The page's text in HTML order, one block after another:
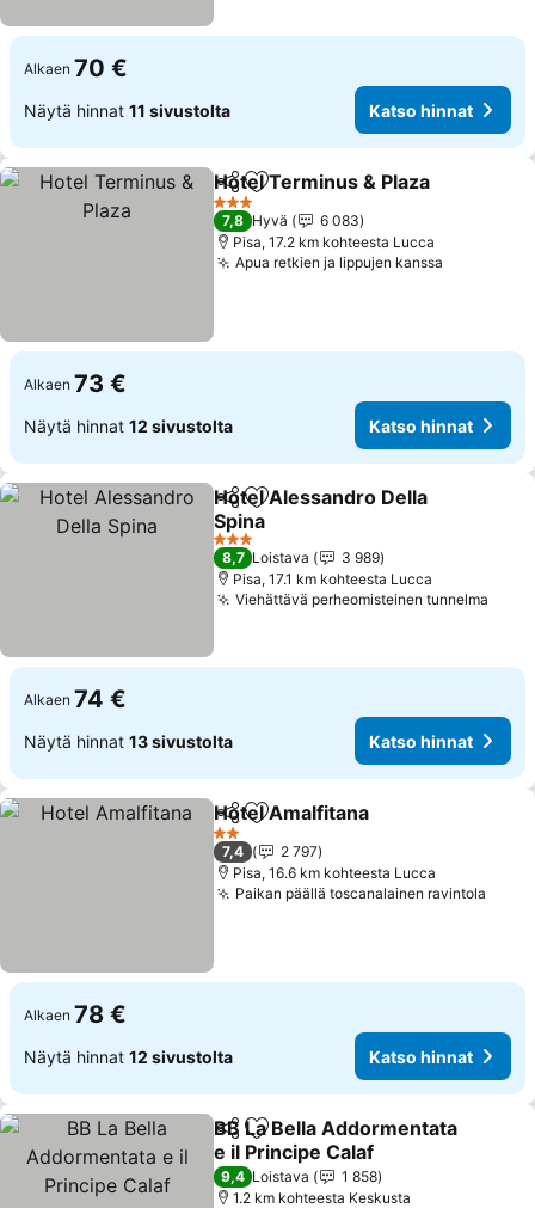
Alkaen 70 €
Näytä hinnat 11 sivustolta Katso hinnat
Jaa Lisää suosikkeihin
Hotel Terminus & Plaza
3 Tähtiluokitus
7,8 Hyvä
6 083
Pisa, 17.2 km kohteesta Lucca
Apua retkien ja lippujen kanssa
Alkaen 73 €
Näytä hinnat 12 sivustolta Katso hinnat
Jaa Lisää suosikkeihin
Hotel Alessandro Della
Spina
Katso hinnat
3 Tähtiluokitus
8,7 Loistava
3 989
Pisa, 17.1 km kohteesta Lucca
Viehättävä perheomisteinen tunnelma
Alkaen 74 €
Näytä hinnat 13 sivustolta Katso hinnat
Jaa Lisää suosikkeihin
Hotel Amalfitana
2 Tähtiluokitus
7,4
2 797
Pisa, 16.6 km kohteesta Lucca
Paikan päällä toscanalainen ravintola
Alkaen 78 €
Näytä hinnat 12 sivustolta Katso hinnat
Jaa Lisää suosikkeihin
BB La Bella Addormentata
e il Principe Calaf
Katso hinnat
9,4 Loistava
1 858
1.2 km kohteesta Keskusta